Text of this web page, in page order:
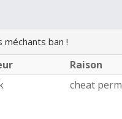
méchants ban !
Raison
cheat perm